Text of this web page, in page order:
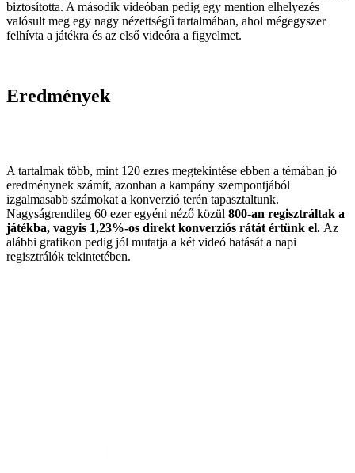
biztosította. A második videóban pedig egy mention elhelyezés
valósult meg egy nagy nézettségű tartalmában, ahol mégegyszer
felhívta a játékra és az első videóra a figyelmet.
Eredmények
A tartalmak több, mint 120 ezres megtekintése ebben a témában jó
eredménynek számít, azonban a kampány szempontjából
izgalmasabb számokat a konverzió terén tapasztaltunk.
Nagyságrendileg 60 ezer egyéni néző közül 800-an regisztráltak a
játékba, vagyis 1,23%-os direkt konverziós rátát értünk el. Az
alábbi grafikon pedig jól mutatja a két videó hatását a napi
regisztrálók tekintetében.